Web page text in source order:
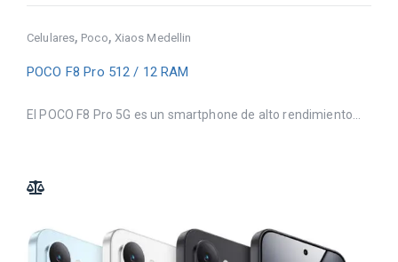
Celulares, Poco, Xiaos Medellin
POCO F8 Pro 512 / 12 RAM
El POCO F8 Pro 5G es un smartphone de alto rendimiento...